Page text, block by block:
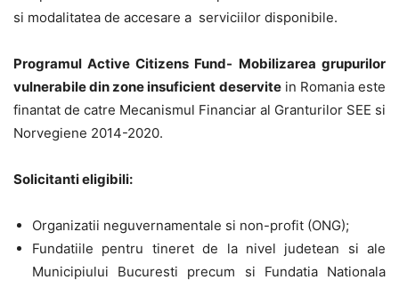
si modalitatea de accesare a serviciilor disponibile.
Programul Active Citizens Fund- Mobilizarea grupurilor
vulnerabile din zone insuficient deservitein Romania este
finantat de catre Mecanismul Financiar al Granturilor SEE si
Norvegiene 2014-2020.
Solicitanti eligibili:
Organizatii neguvernamentale si non-profit (ONG);
Fundatiile pentru tineret de la nivel judetean si ale
Municipiului Bucuresti precum si Fundatia Nationala